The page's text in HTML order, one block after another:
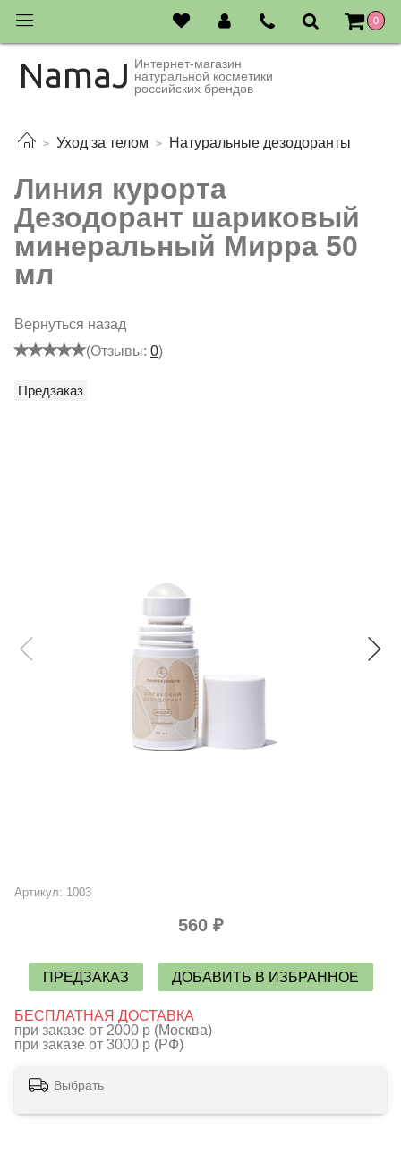
0
NamaJ Интернет-магазин
натуральной косметики
российских брендов
Уход за телом Натуральные дезодоранты
Линия курорта
Дезодорант шариковый
минеральный Мирра 50
мл
Вернуться назад
(Отзывы: 0)
Предзаказ
Артикул: 1003
560 ₽
ПРЕДЗАКАЗ ДОБАВИТЬ В ИЗБРАННОЕ
БЕСПЛАТНАЯ ДОСТАВКА
при заказе от 2000 р (Москва)
при заказе от 3000 р (РФ)
Выбрать